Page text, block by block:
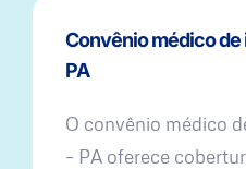
Convênio médico de
PA
O convênio médico
– PA oferece